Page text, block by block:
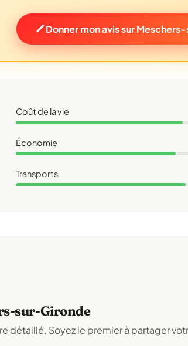
Donner mon avis sur
Coût de la vie
Économie
Transports
sur-Gironde
détaillé. Soyez le premier à partager